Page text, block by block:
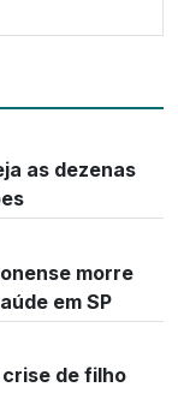
as dezenas
morre
em SP
de filho